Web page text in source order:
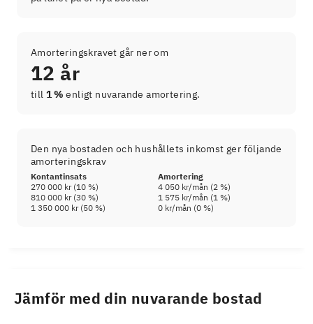
Amorteringskravet går ner om
12 år
till 1 % enligt nuvarande amortering.
Den nya bostaden och hushållets inkomst ger följande
amorteringskrav
Kontantinsats
Amortering
270 000 kr(10 %) 4 050 kr/mån (2 %)
810 000 kr(30 %) 1 575 kr/mån (1 %)
1 350 000 kr(50 %) 0 kr/mån (0 %)
Jämför med din nuvarande bostad